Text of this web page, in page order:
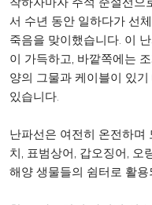
서 수년 동안 일하다가 선
죽음을 맞이했습니다. 이
이 가득하고, 바깥쪽에는
양의 그물과 케이블이 있
있습니다.
난파선은 여전히 온전하며
치, 표범상어, 갑오징어, 오
해양 생물들의 쉼터로 활용